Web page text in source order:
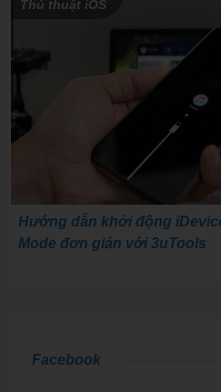
Thủ thuật iOS
Hướng dẫn khởi động
Mode đơn giản với 3uTools
Facebook